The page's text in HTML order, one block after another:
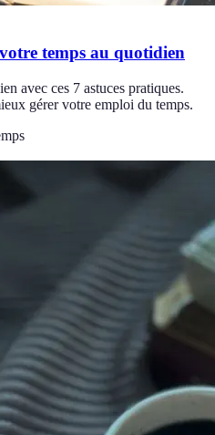
temps au quotidien
avec ces 7 astuces pratiques.
gérer votre emploi du temps.